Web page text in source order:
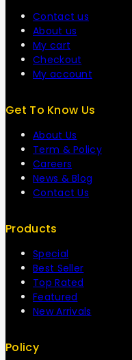
Contact us
About us
My cart
Checkout
My account
Get To Know Us
About Us
Term & Policy
Careers
News & Blog
Contact Us
Products
Special
Best Seller
Top Rated
Featured
New Arrivals
Policy